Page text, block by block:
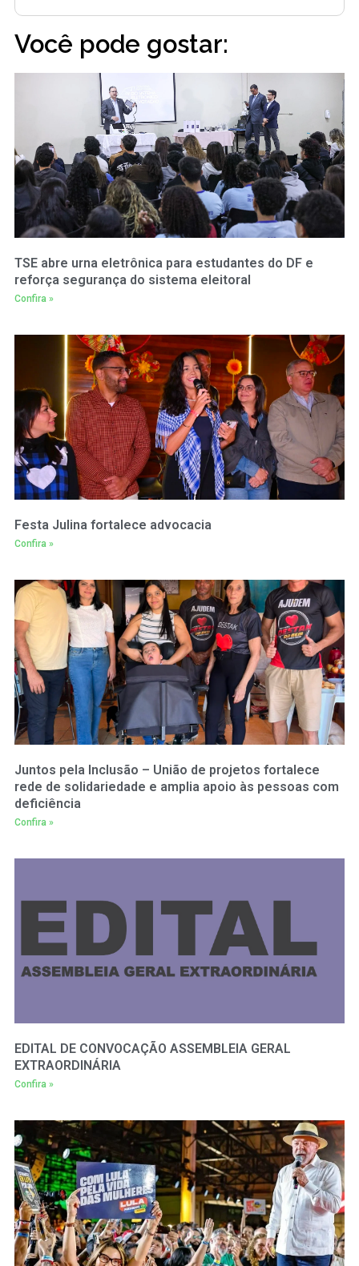
Você pode gostar:
TSE abre urna eletrônica para estudantes do DF e
reforça segurança do sistema eleitoral
Confira »
Festa Julina fortalece advocacia
Confira »
Juntos pela Inclusão – União de projetos fortalece
rede de solidariedade e amplia apoio às pessoas com
deficiência
Confira »
EDITAL DE CONVOCAÇÃO ASSEMBLEIA GERAL
EXTRAORDINÁRIA
Confira »